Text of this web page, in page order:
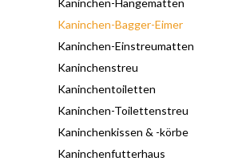
Kaninchen-Bagger-Eimer
Kaninchen-Einstreumatten
Kaninchenstreu
Kaninchentoiletten
Kaninchen-Toilettenstreu
Kaninchenkissen & -körbe
Kaninchenfutterhaus